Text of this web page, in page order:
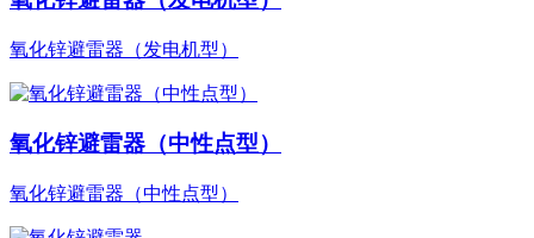
氧化锌避雷器（发电机型）
氧化锌避雷器（中性点型）
氧化锌避雷器（中性点型）